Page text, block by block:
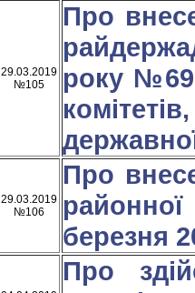
29.03.2019
№105
Про
року
29.03.2019
№106
Про
березня
Про